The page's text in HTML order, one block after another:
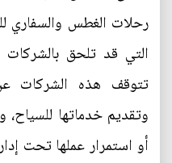
رحلات الغطس والسفاري
التي قد تلحق بالشركات
تتوقف هذه الشركات
وتقديم خدماتها
أو استمرار عملها تحت